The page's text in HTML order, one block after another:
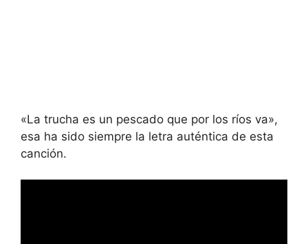
«La trucha es un pescado que por los ríos va»,
esa ha sido siempre la letra auténtica de esta
canción.